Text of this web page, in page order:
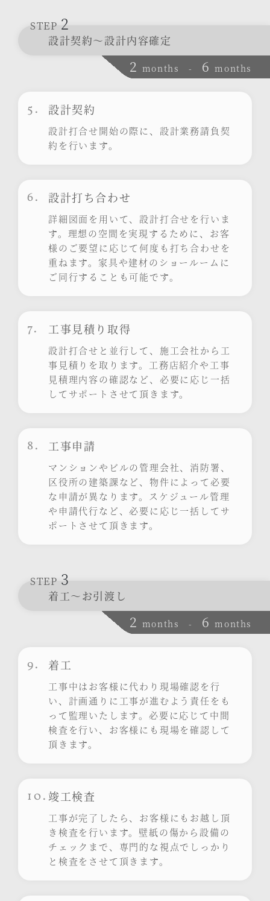
STEP 2
設計契約～設計内容確定
2 months - 6 months
5. 設計契約
設計打合せ開始の際に、設計業務請負契
約を行います。
6. 設計打ち合わせ
詳細図面を用いて、設計打合せを行いま
す。理想の空間を実現するために、お客
様のご要望に応じて何度も打ち合わせを
重ねます。家具や建材のショールームに
ご同行することも可能です。
7. 工事見積り取得
設計打合せと並行して、施工会社から工
事見積りを取ります。工務店紹介や工事
見積理内容の確認など、必要に応じ一括
してサポートさせて頂きます。
8. 工事申請
マンションやビルの管理会社、消防署、
区役所の建築課など、物件によって必要
な申請が異なります。スケジュール管理
や申請代行など、必要に応じ一括してサ
ポートさせて頂きます。
STEP 3
着工～お引渡し
2 months - 6 months
9. 着工
工事中はお客様に代わり現場確認を行
い、計画通りに工事が進むよう責任をも
って監理いたします。必要に応じて中間
検査を行い、お客様にも現場を確認して
頂きます。
10. 竣工検査
工事が完了したら、お客様にもお越し頂
き検査を行います。壁紙の傷から設備の
チェックまで、専門的な視点でしっかり
と検査をさせて頂きます。